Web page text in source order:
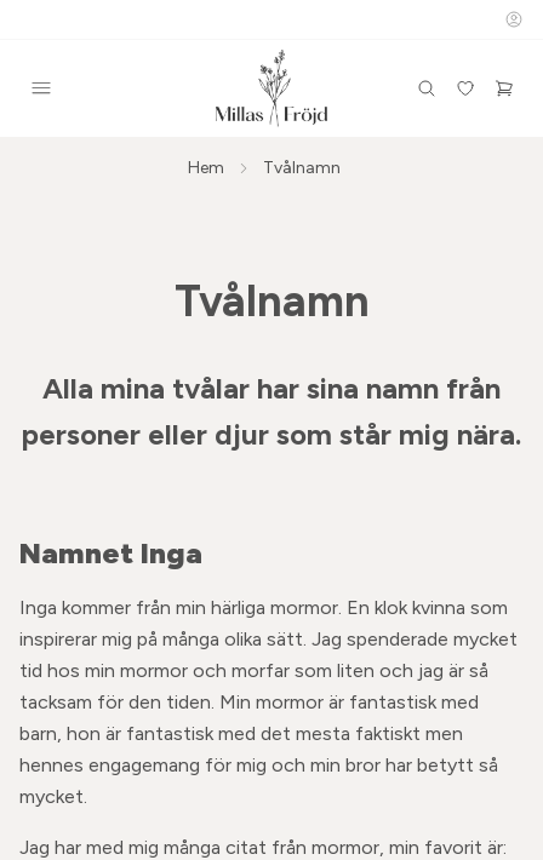
Hem Tvålnamn
Tvålnamn
Alla mina tvålar har sina namn från
personer eller djur som står mig nära.
Namnet Inga
Inga kommer från min härliga mormor. En klok kvinna som
inspirerar mig på många olika sätt. Jag spenderade mycket
tid hos min mormor och morfar som liten och jag är så
tacksam för den tiden. Min mormor är fantastisk med
barn, hon är fantastisk med det mesta faktiskt men
hennes engagemang för mig och min bror har betytt så
mycket.
Jag har med mig många citat från mormor, min favorit är: